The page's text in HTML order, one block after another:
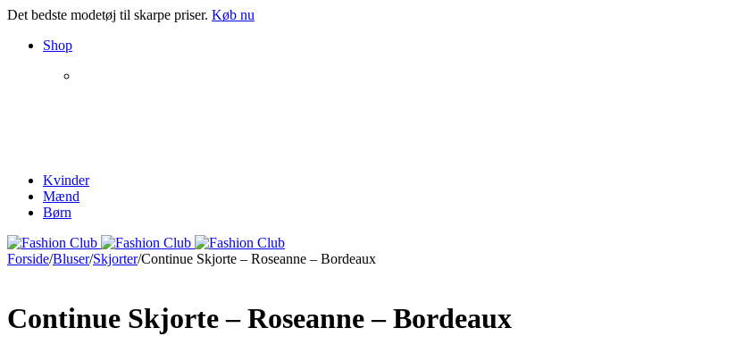
Det bedste modetøj til skarpe priser. Køb nu
Shop
Kvinder
Mænd
Børn
Forside/Bluser/Skjorter/Continue Skjorte – Roseanne – Bordeaux
Continue Skjorte – Roseanne – Bordeaux